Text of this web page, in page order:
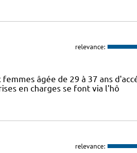
relevance:
âgée de 29 à 37 ans
en charges se font via l'hô
relevance: